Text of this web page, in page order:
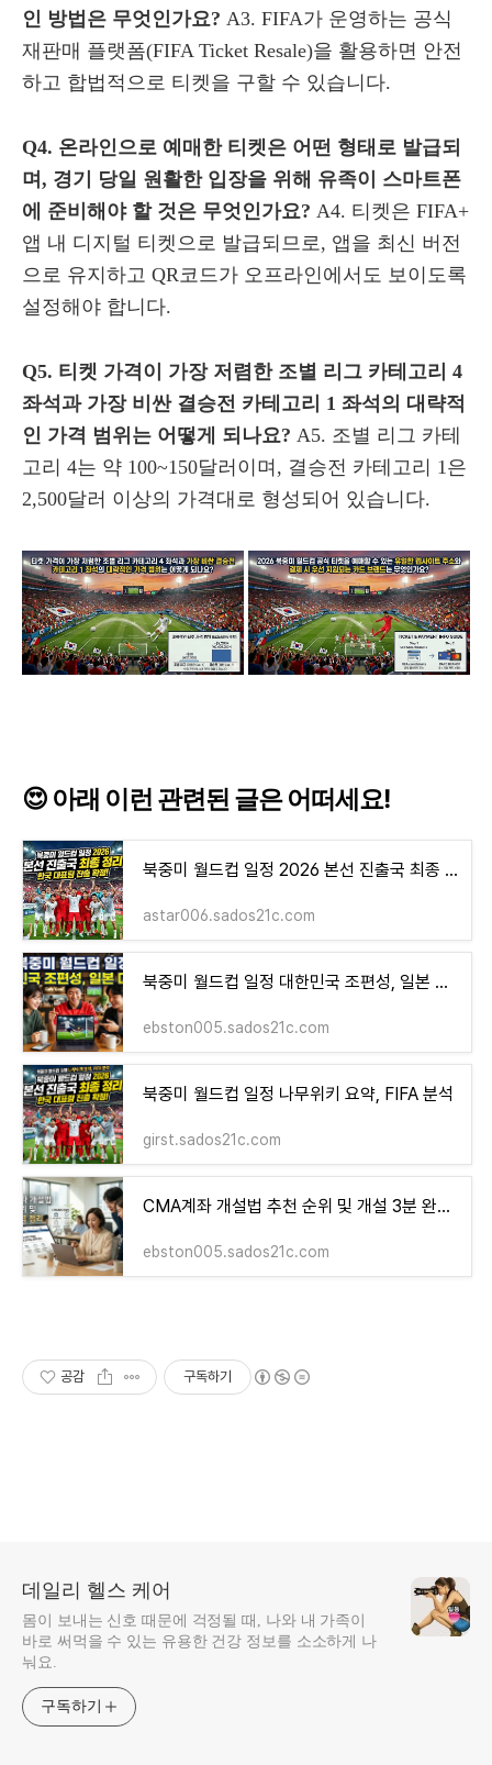
인 방법은 무엇인가요? A3. FIFA가 운영하는 공식
재판매 플랫폼(FIFA Ticket Resale)을 활용하면 안전
하고 합법적으로 티켓을 구할 수 있습니다.
Q4. 온라인으로 예매한 티켓은 어떤 형태로 발급되
며, 경기 당일 원활한 입장을 위해 유족이 스마트폰
에 준비해야 할 것은 무엇인가요? A4. 티켓은 FIFA+
앱 내 디지털 티켓으로 발급되므로, 앱을 최신 버전
으로 유지하고 QR코드가 오프라인에서도 보이도록
설정해야 합니다.
Q5. 티켓 가격이 가장 저렴한 조별 리그 카테고리 4
좌석과 가장 비싼 결승전 카테고리 1 좌석의 대략적
인 가격 범위는 어떻게 되나요? A5. 조별 리그 카테
고리 4는 약 100~150달러이며, 결승전 카테고리 1은
2,500달러 이상의 가격대로 형성되어 있습니다.
😍 아래 이런 관련된 글은 어떠세요!
북중미 월드컵 일정 2026 본선 진출국 최종 정리
astar006.sados21c.com
북중미 월드컵 일정 대한민국 조편성, 일본 대진법
ebston005.sados21c.com
북중미 월드컵 일정 나무위키 요약, FIFA 분석
girst.sados21c.com
CMA계좌 개설법 추천 순위 및 개설 3분 완벽 정리
ebston005.sados21c.com
공감 구독하기
데일리 헬스 케어
몸이 보내는 신호 때문에 걱정될 때, 나와 내 가족이
바로 써먹을 수 있는 유용한 건강 정보를 소소하게 나
눠요.
구독하기